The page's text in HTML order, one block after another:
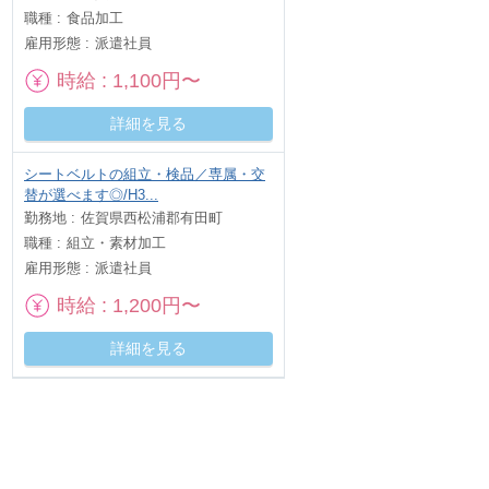
職種
食品加工
雇用形態
派遣社員
時給 1,100円〜
詳細を見る
シートベルトの組立・検品／専属・交
替が選べます◎/H3...
勤務地
佐賀県西松浦郡有田町
職種
組立・素材加工
雇用形態
派遣社員
時給 1,200円〜
詳細を見る